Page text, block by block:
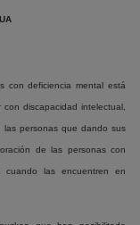
con deficiencia mental está
discapacidad intelectual,
las personas que dando sus
de las personas con
cuando las encuentren en